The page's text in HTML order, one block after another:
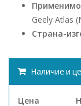
Geely Atlas
Страна-
Наличие и
Цена